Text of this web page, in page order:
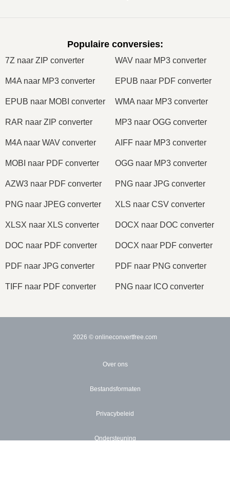
Populaire conversies:
7Z naar ZIP converter WAV naar MP3 converter
M4A naar MP3 converter EPUB naar PDF converter
EPUB naar MOBI converter WMA naar MP3 converter
RAR naar ZIP converter MP3 naar OGG converter
M4A naar WAV converter AIFF naar MP3 converter
MOBI naar PDF converter OGG naar MP3 converter
AZW3 naar PDF converter PNG naar JPG converter
PNG naar JPEG converter XLS naar CSV converter
XLSX naar XLS converter DOCX naar DOC converter
DOC naar PDF converter DOCX naar PDF converter
PDF naar JPG converter PDF naar PNG converter
TIFF naar PDF converter PNG naar ICO converter
2026 © onlineconvertfree.com
Over ons
Bestandsformaten
Privacybeleid
Ondersteuning